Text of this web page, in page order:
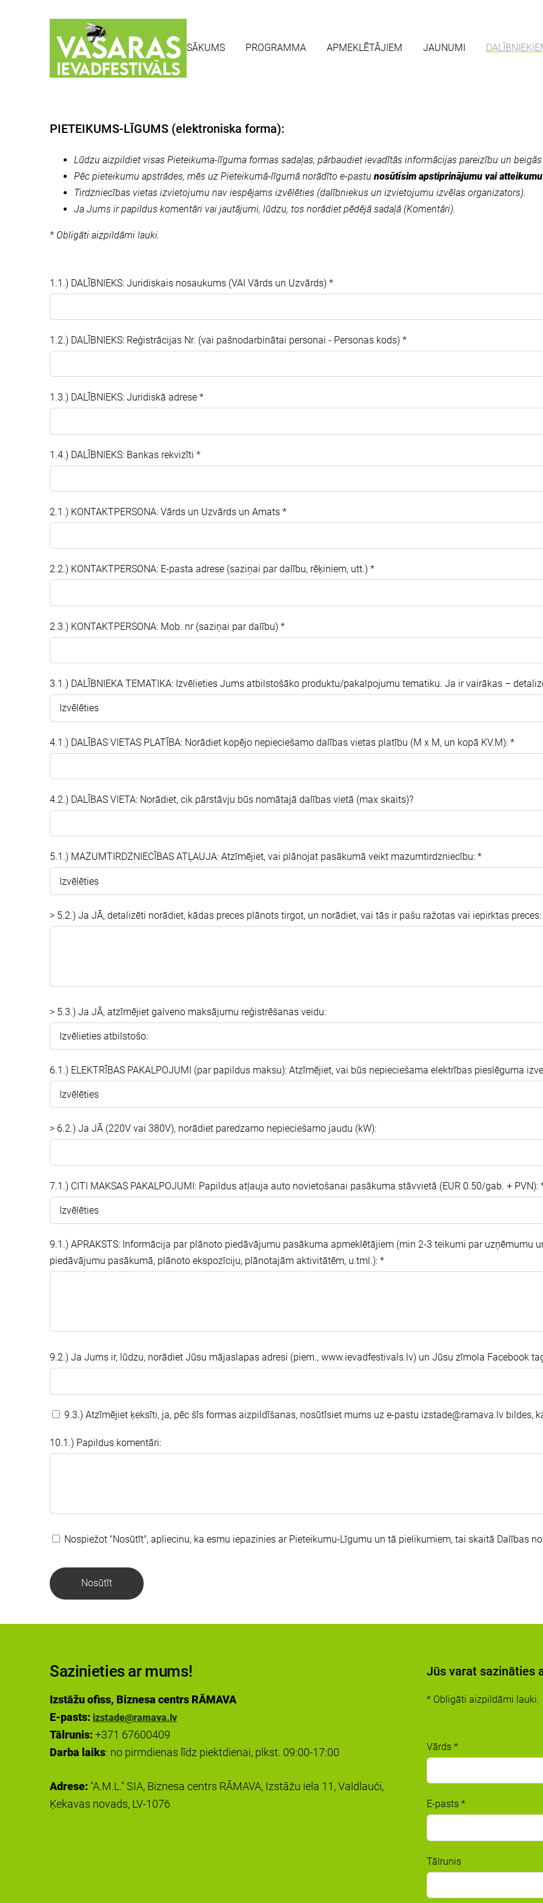
SĀKUMS PROGRAMMA APMEKLĒTĀJIEM JAUNUMI
PIETEIKUMS-LĪGUMS (elektroniska forma):
Lūdzu aizpildiet visas Pieteikuma-līguma formas sadaļas, pārbaudiet ievadītās informācijas pareizību un beigās
Pēc pieteikumu apstrādes, mēs uz Pieteikumā-līgumā norādīto e-pastu nosūtīsim apstiprinājumu vai atteikumu
Tirdzniecības vietas izvietojumu nav iespējams izvēlēties (dalībniekus un izvietojumu izvēlas organizators).
Ja Jums ir papildus komentāri vai jautājumi, lūdzu, tos norādiet pēdējā sadaļā (Komentāri).
* Obligāti aizpildāmi lauki.
1.1.) DALĪBNIEKS: Juridiskais nosaukums (VAI Vārds un Uzvārds) *
1.2.) DALĪBNIEKS: Reģistrācijas Nr. (vai pašnodarbinātai personai - Personas kods) *
1.3.) DALĪBNIEKS: Juridiskā adrese *
1.4.) DALĪBNIEKS: Bankas rekvizīti *
2.1.) KONTAKTPERSONA: Vārds un Uzvārds un Amats *
2.2.) KONTAKTPERSONA: E-pasta adrese (saziņai par dalību, rēķiniem, utt.) *
2.3.) KONTAKTPERSONA: Mob. nr (saziņai par dalību) *
3.1.) DALĪBNIEKA TEMATIKA: Izvēlieties Jums atbilstošāko produktu/pakalpojumu tematiku. Ja ir vairākas –
4.1.) DALĪBAS VIETAS PLATĪBA: Norādiet kopējo nepieciešamo dalības vietas platību (M x M, un kopā KV.M): *
4.2.) DALĪBAS VIETA: Norādiet, cik pārstāvju būs nomātajā dalības vietā (max skaits)?
5.1.) MAZUMTIRDZNIECĪBAS ATĻAUJA: Atzīmējiet, vai plānojat pasākumā veikt mazumtirdzniecību: *
> 5.2.) Ja JĀ, detalizēti norādiet, kādas preces plānots tirgot, un norādiet, vai tās ir pašu ražotas vai iepirktas preces:
> 5.3.) Ja JĀ, atzīmējiet galveno maksājumu reģistrēšanas veidu:
6.1.) ELEKTRĪBAS PAKALPOJUMI (par papildus maksu): Atzīmējiet, vai būs nepieciešama elektrības pieslēguma
> 6.2.) Ja JĀ (220V vai 380V), norādiet paredzamo nepieciešamo jaudu (kW):
7.1.) CITI MAKSAS PAKALPOJUMI: Papildus atļauja auto novietošanai pasākuma stāvvietā (EUR 0.50/gab. + PVN):
9.1.) APRAKSTS: Informācija par plānoto piedāvājumu pasākuma apmeklētājiem (min 2-3 teikumi par uzņēmumu
piedāvājumu pasākumā, plānoto ekspozīciju, plānotajām aktivitātēm, u.tml.): *
9.2.) Ja Jums ir, lūdzu, norādiet Jūsu mājaslapas adresi (piem., www.ievadfestivals.lv) un Jūsu zīmola Facebook
9.3.) Atzīmējiet ķeksīti, ja, pēc šīs formas aizpildīšanas, nosūtīsiet mums uz e-pastu izstade@ramava.lv bildes,
10.1.) Papildus komentāri:
Nospiežot "Nosūtīt", apliecinu, ka esmu iepazinies ar Pieteikumu-Līgumu un tā pielikumiem, tai skaitā Dalības
Sazinieties ar mums!
Izstāžu ofiss, Biznesa centrs RĀMAVA
E-pasts: izstade@ramava.lv
Tālrunis: +371 67600409
Darba laiks: no pirmdienas līdz piektdienai, plkst. 09:00-17:00
Adrese: "A.M.L." SIA, Biznesa centrs RĀMAVA, Izstāžu iela 11, Valdlauči,
Ķekavas novads, LV-1076
Jūs varat sazināties
* Obligāti aizpildāmi lauki.
Vārds *
E-pasts *
Tālrunis